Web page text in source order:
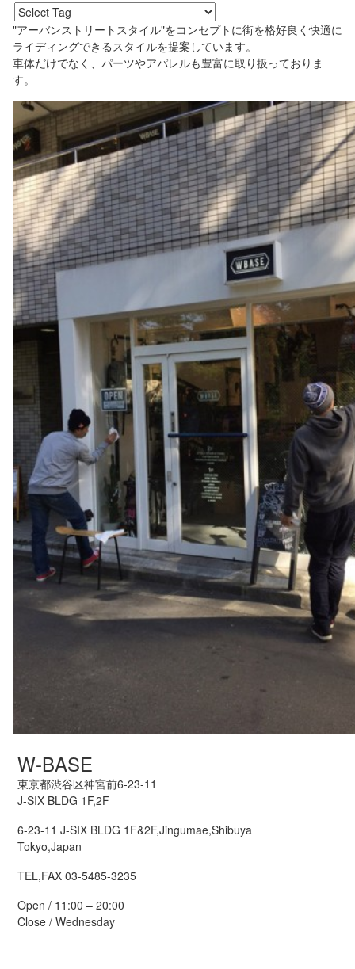
"アーバンストリートスタイル"をコンセプトに街を格好良く快適に
ライディングできるスタイルを提案しています。
車体だけでなく、パーツやアパレルも豊富に取り扱っておりま
す。
W-BASE
東京都渋谷区神宮前6-23-11
J-SIX BLDG 1F,2F
6-23-11 J-SIX BLDG 1F&2F,Jingumae,Shibuya
Tokyo,Japan
TEL,FAX 03-5485-3235
Open / 11:00 – 20:00
Close / Wednesday